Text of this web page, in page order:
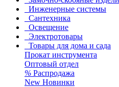
Инженерные системы
Сантехника
Освещение
Электротовары
Товары для дома и сада
Прокат инструмента
Оптовый отдел
% Распродажа
New Новинки